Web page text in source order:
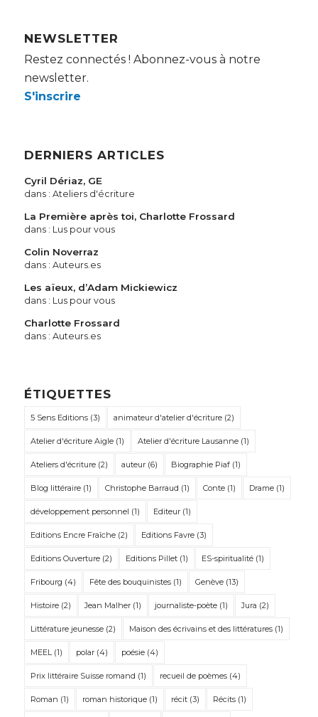
NEWSLETTER
Restez connectés ! Abonnez-vous à notre
newsletter.
S'inscrire
DERNIERS ARTICLES
Cyril Dériaz, GE
dans : Ateliers d'écriture
La Première après toi, Charlotte Frossard
dans : Lus pour vous
Colin Noverraz
dans : Auteurs.es
Les aïeux, d’Adam Mickiewicz
dans : Lus pour vous
Charlotte Frossard
dans : Auteurs.es
ÉTIQUETTES
5 Sens Editions(3) animateur d'atelier d'écriture(2)
Atelier d'écriture Aigle(1) Atelier d'écriture Lausanne(1)
Ateliers d'écriture(2) auteur(6) Biographie Piaf(1)
Blog littéraire(1) Christophe Barraud (1) Conte(1) Drame(1)
développement personnel (1) Editeur(1)
Editions Encre Fraîche(2) Editions Favre(3)
Editions Ouverture(2) Editions Pillet(1) ES-spiritualité(1)
Fribourg (4) Fête des bouquinistes(1) Genève(13)
Histoire(2) Jean Malher(1) journaliste-poète(1) Jura (2)
Littérature jeunesse(2) Maison des écrivains et des littératures(1)
MEEL(1) polar(4) poésie(4)
Prix littéraire Suisse romand (1) recueil de poèmes(4)
Roman (1) roman historique(1) récit(3) Récits(1)